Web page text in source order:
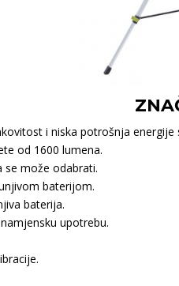
i niska potrošnja energije
od 1600 lumena.
se može odabrati.
baterijom.
baterija.
upotrebu.